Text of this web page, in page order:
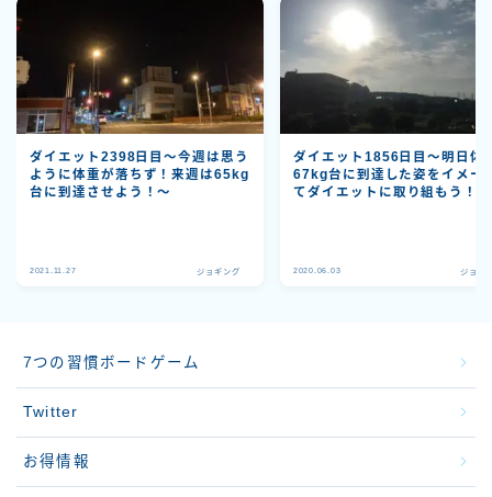
ダイエット2398日目～今週は思う
ように体重が落ちず！来週は65kg
台に到達させよう！～
2021.11.27 ジョギング
ダイエット1856日目～明日体
67kg台に到達した姿をイメー
てダイエットに取り組もう！～
2020.06.03 ジョギ
7つの習慣ボードゲーム
Twitter
お得情報